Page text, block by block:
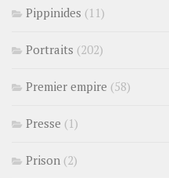
Pippinides (11)
Portraits (202)
Premier empire (58)
Presse (1)
Prison (2)